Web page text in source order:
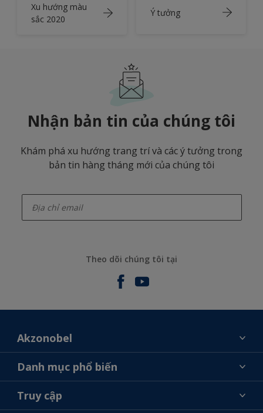
Xu hướng màu
sắc 2020
Ý tưởng
Nhận bản tin của chúng tôi
Khám phá xu hướng trang trí và các ý tưởng trong
bản tin hàng tháng mới của chúng tôi
Theo dõi chúng tôi tại
Akzonobel
Giới thiệu về AkzoNobel
Liên hệ chúng tôi
Tìm một cửa hàng
Danh mục phổ biến
Tìm màu sắc
Chọn sản phẩm
Truy cập